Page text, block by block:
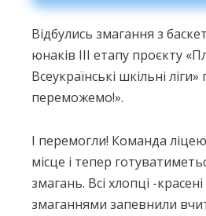
Відбулись змагання з
юнаків ІІІ етапу проєкту
Всеукраїнські шкільні
переможемо!».
І перемогли! Команда
місце і тепер
змагань. Всі хлопці -
змаганнями запевнили